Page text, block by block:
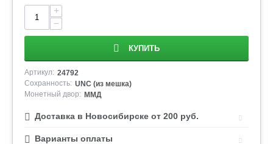
+
−
КУПИТЬ
Артикул: 24792
Сохранность: UNC (из мешка)
Монетный двор: ММД
Доставка в Новосибирске от 200 руб.
Варианты оплаты